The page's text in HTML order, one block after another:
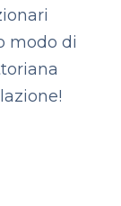
modo di